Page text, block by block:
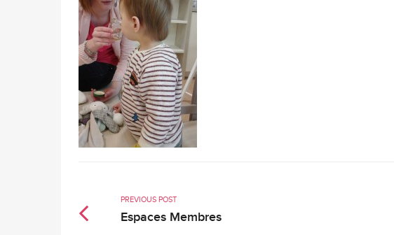
PREVIOUS POST
Espaces Membres